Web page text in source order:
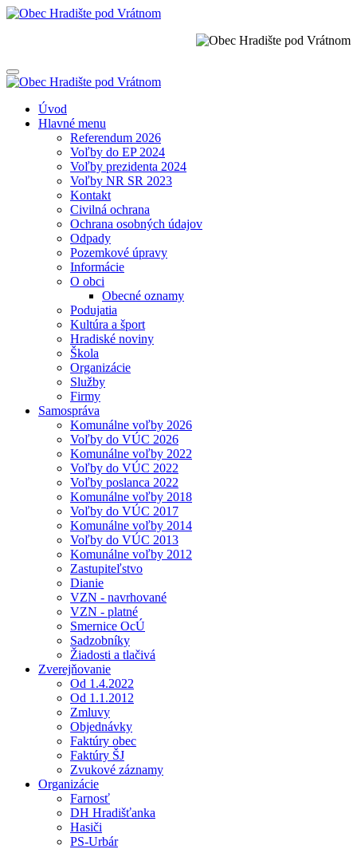
Úvod
Hlavné menu
Referendum 2026
Voľby do EP 2024
Voľby prezidenta 2024
Voľby NR SR 2023
Kontakt
Civilná ochrana
Ochrana osobných údajov
Odpady
Pozemkové úpravy
Informácie
O obci
Obecné oznamy
Podujatia
Kultúra a šport
Hradiské noviny
Škola
Organizácie
Služby
Firmy
Samospráva
Komunálne voľby 2026
Voľby do VÚC 2026
Komunálne voľby 2022
Voľby do VÚC 2022
Voľby poslanca 2022
Komunálne voľby 2018
Voľby do VÚC 2017
Komunálne voľby 2014
Voľby do VÚC 2013
Komunálne voľby 2012
Zastupiteľstvo
Dianie
VZN - navrhované
VZN - platné
Smernice OcÚ
Sadzobníky
Žiadosti a tlačivá
Zverejňovanie
Od 1.4.2022
Od 1.1.2012
Zmluvy
Objednávky
Faktúry obec
Faktúry ŠJ
Zvukové záznamy
Organizácie
Farnosť
DH Hradišťanka
Hasiči
PS-Urbár